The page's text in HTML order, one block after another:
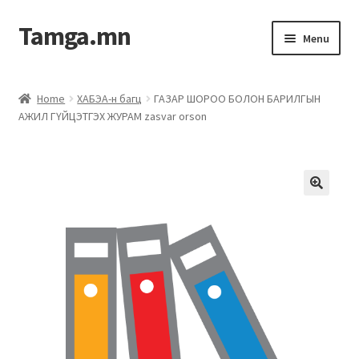
Tamga.mn Menu
ХАБЭА-н багц
Дотоод журмын багц
Компанийн удирдлагын бичиг баримт
Home ХАБЭА-н багц
ГАЗАР ШОРОО БОЛОН БАРИЛГЫН
АЖИЛ ГҮЙЦЭТГЭХ ЖУРАМ zasvar orson